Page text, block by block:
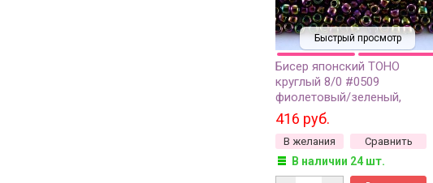
Быстрый просмотр
Бисер японский TOHO
круглый 8/0 #0509
фиолетовый/зеленый,
металлизированный
золотом ирис, 10 грамм
416 руб.
В желания Сравнить
В наличии 24 шт.